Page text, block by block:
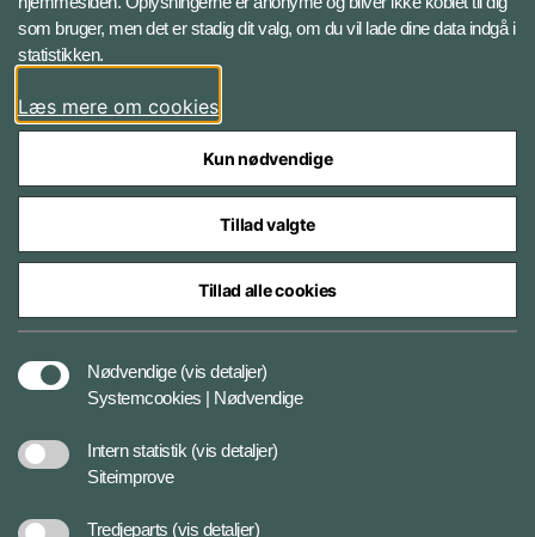
LinkedIn BRS-profil
som bruger, men det er stadig dit valg, om du vil lade dine data indgå i
statistikken.
Læs mere om cookies
Kun nødvendige
Tillad valgte
Tillad alle cookies
Nødvendige (vis detaljer)
Systemcookies | Nødvendige
Intern statistik (vis detaljer)
Siteimprove
Tredjeparts (vis detaljer)